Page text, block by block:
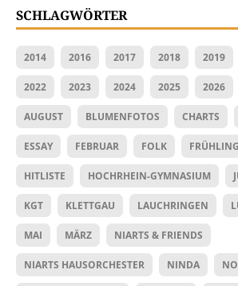
SCHLAGWÖRTER
2014 2016 2017 2018 2019
2022 2023 2024 2025 2026
AUGUST BLUMENFOTOS CHARTS
ESSAY FEBRUAR FOLK FRÜHLING
HITLISTE HOCHRHEIN-GYMNASIUM
KGT KLETTGAU LAUCHRINGEN
MAI MÄRZ NIARTS & FRIENDS
NIARTS HAUSORCHESTER NINDA